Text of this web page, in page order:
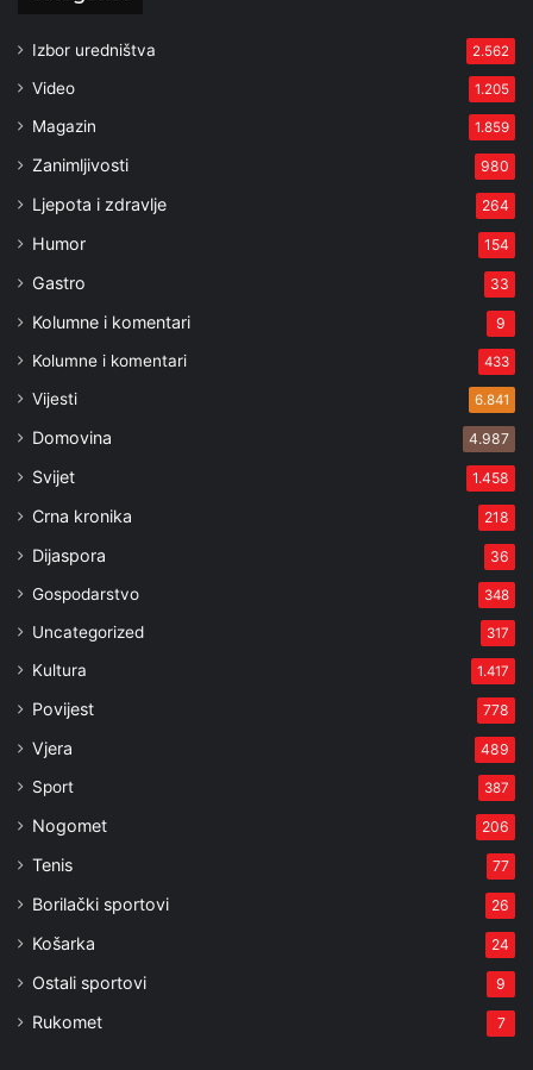
Izbor uredništva 2.562
Video 1.205
Magazin 1.859
Zanimljivosti 980
Ljepota i zdravlje 264
Humor 154
Gastro 33
Kolumne i komentari 9
Kolumne i komentari 433
Vijesti 6.841
Domovina 4.987
Svijet 1.458
Crna kronika 218
Dijaspora 36
Gospodarstvo 348
Uncategorized 317
Kultura 1.417
Povijest 778
Vjera 489
Sport 387
Nogomet 206
Tenis 77
Borilački sportovi 26
Košarka 24
Ostali sportovi 9
Rukomet 7